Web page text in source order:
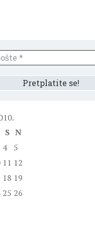
S N
4
5
11 12
18 19
25 26